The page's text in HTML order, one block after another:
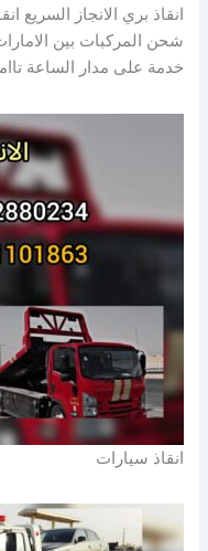
انقاذ بري الانجاز السريع
شحن المركبات بين
خدمة على مدار الساعة
انقاذ سيارات